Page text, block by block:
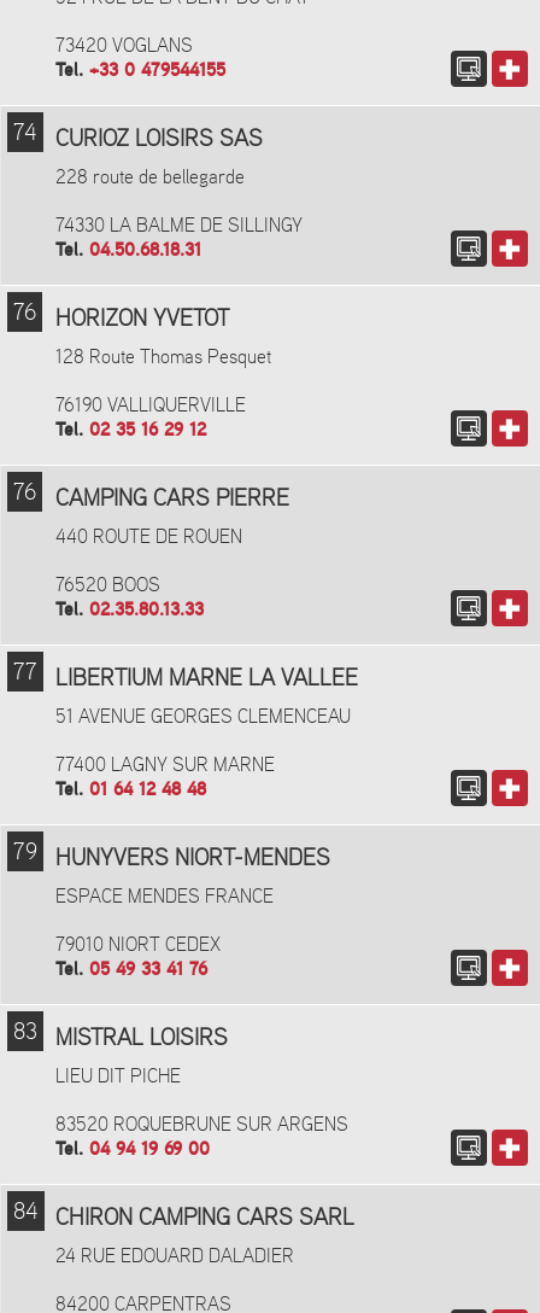
73420 VOGLANS
Tel. +33 0 479544155
74 CURIOZ LOISIRS SAS
228 route de bellegarde
74330 LA BALME DE SILLINGY
Tel. 04.50.68.18.31
76 HORIZON YVETOT
128 Route Thomas Pesquet
76190 VALLIQUERVILLE
Tel. 02 35 16 29 12
76 CAMPING CARS PIERRE
440 ROUTE DE ROUEN
76520 BOOS
Tel. 02.35.80.13.33
77 LIBERTIUM MARNE LA VALLEE
51 AVENUE GEORGES CLEMENCEAU
77400 LAGNY SUR MARNE
Tel. 01 64 12 48 48
79 HUNYVERS NIORT-MENDES
ESPACE MENDES FRANCE
79010 NIORT CEDEX
Tel. 05 49 33 41 76
83 MISTRAL LOISIRS
LIEU DIT PICHE
83520 ROQUEBRUNE SUR ARGENS
Tel. 04 94 19 69 00
84 CHIRON CAMPING CARS SARL
24 RUE EDOUARD DALADIER
84200 CARPENTRAS